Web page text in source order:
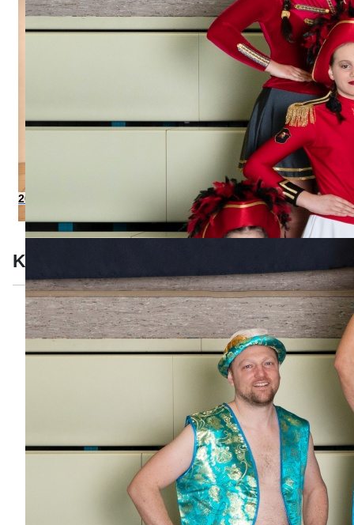
Großes Prinzenpaar 2014-
2015
Kleine Mannschaft 2014-2015
Sonnenkinder 2014-2015